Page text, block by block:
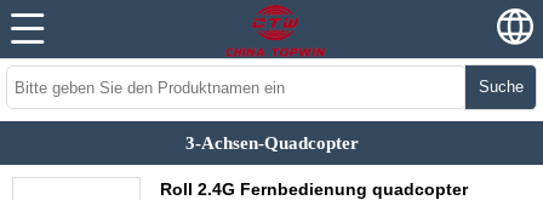
Suche
3-Achsen-Quadcopter
Roll 2.4G Fernbedienung quadcopter